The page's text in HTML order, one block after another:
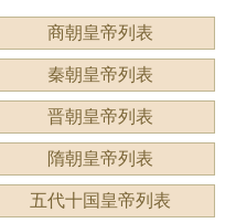
思？用
来形容
什么？
什么意
思？
商朝皇帝列表
秦朝皇帝列表
晋朝皇帝列表
隋朝皇帝列表
五代十国皇帝列表